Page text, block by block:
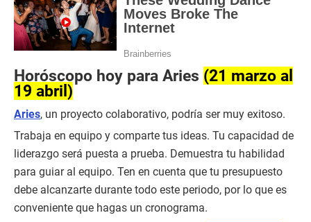
Horóscopo hoy para Aries (21 marzo al
19 abril)
Aries, un proyecto colaborativo, podría ser muy exitoso.
Trabaja en equipo y comparte tus ideas. Tu capacidad de
liderazgo será puesta a prueba. Demuestra tu habilidad
para guiar al equipo. Ten en cuenta que tu presupuesto
debe alcanzarte durante todo este periodo, por lo que es
conveniente que hagas un cronograma.